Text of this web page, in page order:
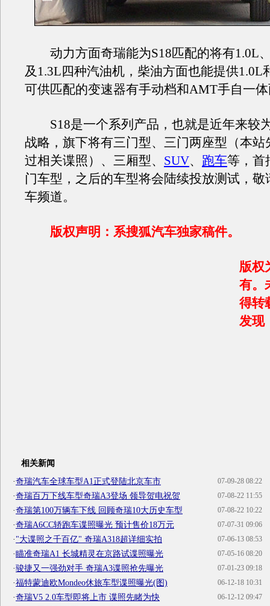
动力方面奇瑞能为S18匹配的将有1.0L
及1.3L四种汽油机，柴油方面也能提供1.0L
可供匹配的变速器有手动档和AMT手自一
S18是一个系列产品，也就是近年来较
战略，旗下将有三门型、三门两座型（本站
过相关谍照）、三厢型、 SUV、 跑车等，首
门车型，之后的车型将会陆续投放测试，敬
车频道。
版权声明：系搜狐汽车独家稿件。
版权
有。
得转
发现
相关新闻
07-09-28 08:22
·奇瑞汽车全球车型A1正式登陆北京车市
07-08-22 11:55
·奇瑞百万下线车型奇瑞A3登场 领导贺电祝贺
07-08-22 10:22
·奇瑞第100万辆车下线 回顾奇瑞10大历史车型
07-07-31 09:06
·奇瑞A6CC轿跑车谍照曝光 预计售价18万元
07-06-13 08:53
·"大谍照之千百亿" 奇瑞A318超详细实拍
07-05-16 08:20
·瞄准奇瑞A1 长城精灵在京路试谍照曝光
07-01-23 09:18
·骏捷又一强劲对手 奇瑞A3谍照抢先曝光
06-12-18 10:31
·福特蒙迪欧Mondeo休旅车型谍照曝光(图)
06-12-12 09:47
·奇瑞V5 2.0车型即将上市 谍照先睹为快